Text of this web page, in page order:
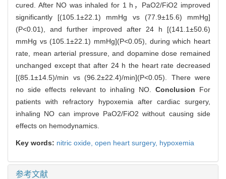
cured. After NO was inhaled for 1 h，PaO2/FiO2 improved
significantly [(105.1±22.1) mmHg vs (77.9±15.6) mmHg]
(P<0.01), and further improved after 24 h [(141.1±50.6)
mmHg vs (105.1±22.1) mmHg](P<0.05), during which heart
rate, mean arterial pressure, and dopamine dose remained
unchanged except that after 24 h the heart rate decreased
[(85.1±14.5)/min vs (96.2±22.4)/min](P<0.05). There were
no side effects relevant to inhaling NO. Conclusion For
patients with refractory hypoxemia after cardiac surgery,
inhaling NO can improve PaO2/FiO2 without causing side
effects on hemodynamics.
Key words: nitric oxide, open heart surgery, hypoxemia
参考文献